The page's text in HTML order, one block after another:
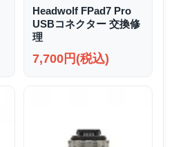
Headwolf FPad7 Pro
USBコネクター 交換修
理
7,700円(税込)